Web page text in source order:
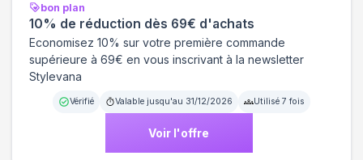
bon plan
10% de réduction dès 69€ d'achats
Economisez 10% sur votre première commande
supérieure à 69€ en vous inscrivant à la newsletter
Stylevana
Vérifié Valable jusqu'au 31/12/2026 Utilisé 7 fois
Voir l'offre